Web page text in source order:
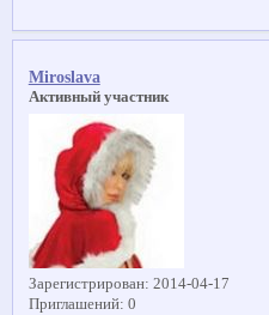
Miroslava
Активный участник
Зарегистрирован: 2014-04-17
Приглашений: 0